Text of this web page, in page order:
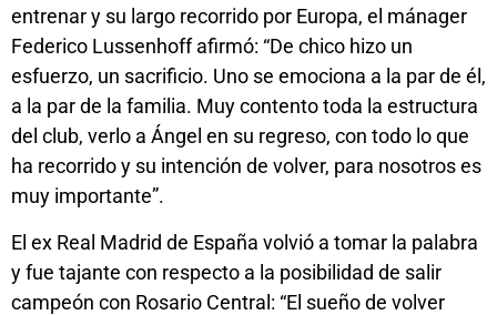
entrenar y su largo recorrido por Europa, el mánager
Federico Lussenhoff afirmó: “De chico hizo un
esfuerzo, un sacrificio. Uno se emociona a la par de él,
a la par de la familia. Muy contento toda la estructura
del club, verlo a Ángel en su regreso, con todo lo que
ha recorrido y su intención de volver, para nosotros es
muy importante”.
El ex Real Madrid de España volvió a tomar la palabra
y fue tajante con respecto a la posibilidad de salir
campeón con Rosario Central: “El sueño de volver